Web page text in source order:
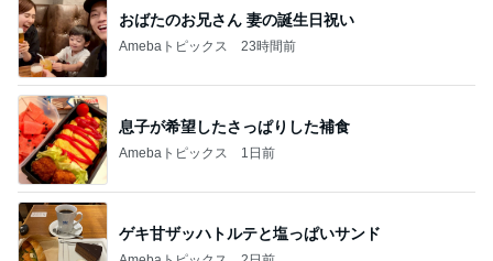
おばたのお兄さん 妻の誕生日祝い
Amebaトピックス 23時間前
息子が希望したさっぱりした補食
Amebaトピックス 1日前
ゲキ甘ザッハトルテと塩っぱいサンド